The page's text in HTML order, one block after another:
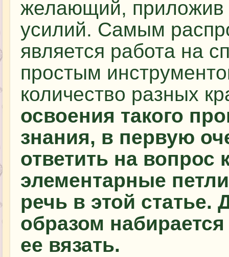
желающий, приложив
усилий. Самым
является работа на
простым
количество разных
освоения такого
знания, в первую
ответить на вопрос
элементарные
речь в этой статье.
образом
ее вязать.